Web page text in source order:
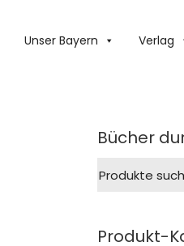
Unser Bayern Verlag
Bücher
nach:
Produkt-